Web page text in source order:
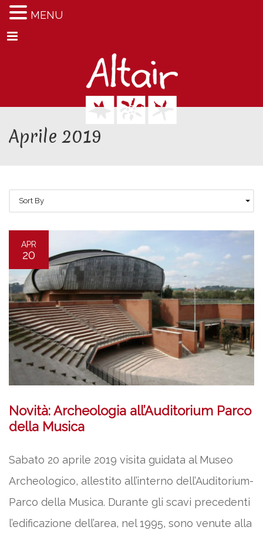
Menu
Aprile 2019
Sort By
APR
20
Novità: Archeologia all’Auditorium Parco
della Musica
Sabato 20 aprile 2019 visita guidata al Museo
Archeologico, allestito all’interno dell’Auditorium-
Parco della Musica. Durante gli scavi precedenti
l’edificazione dell’area, nel 1995, sono venute alla
MENU